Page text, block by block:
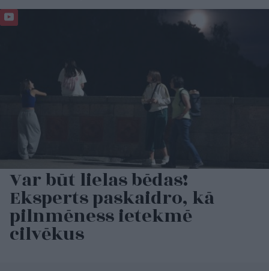
Var būt lielas bēdas!
Eksperts paskaidro, kā
pilnmēness ietekmē
cilvēkus